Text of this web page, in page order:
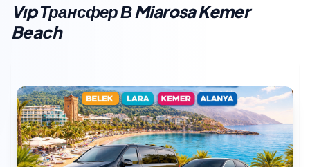
Vıp Трансфер В Miarosa Kemer
Beach